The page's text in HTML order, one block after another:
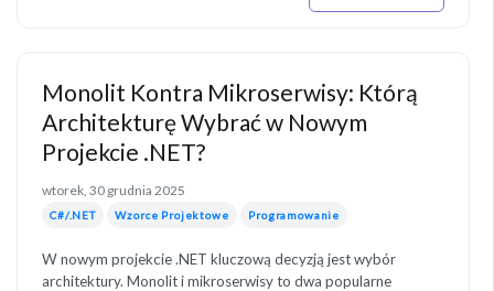
Monolit Kontra Mikroserwisy: Którą
Architekturę Wybrać w Nowym
Projekcie .NET?
wtorek, 30 grudnia 2025
C#/.NET Wzorce Projektowe Programowanie
W nowym projekcie .NET kluczową decyzją jest wybór
architektury. Monolit i mikroserwisy to dwa popularne